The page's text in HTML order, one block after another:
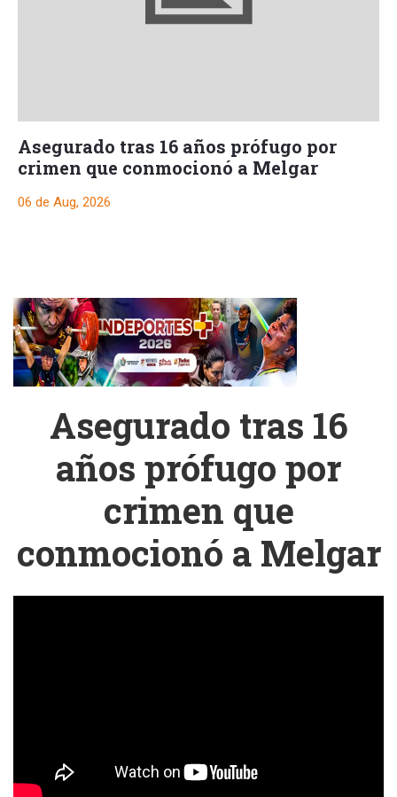
Asegurado tras 16 años prófugo por
crimen que conmocionó a Melgar
06 de Aug, 2026
Asegurado tras 16
años prófugo por
crimen que
conmocionó a Melgar